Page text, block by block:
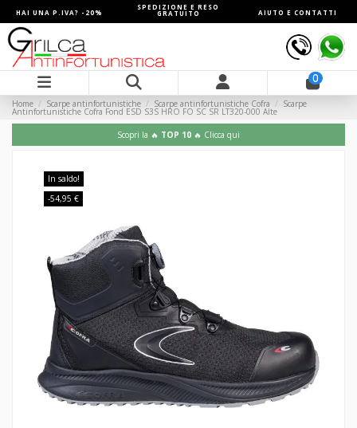
HAI UNA P.IVA? -20%
SPEDIZIONE E RESO
GRATUITO AIUTO E CONTATTI
0
Home Scarpe antinfortunistiche Scarpe antinfortunistiche Cofra Scarpe
Antinfortunistiche Cofra Fond ESD S3S HRO FO SC SR LT320-000 Alte
Scopri la 🔥 TOP 10 🔥 Clicca qui
In saldo!
-54,95 €